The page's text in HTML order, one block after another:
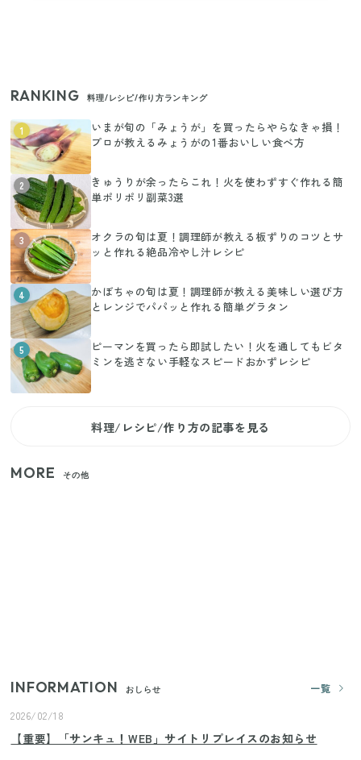
RANKING 料理/レシピ/作り方ランキング
1
いまが旬の「みょうが」を買ったらやらなきゃ損！
プロが教えるみょうがの1番おいしい食べ方
2
きゅうりが余ったらこれ！火を使わずすぐ作れる簡
単ポリポリ副菜3選
3
オクラの旬は夏！調理師が教える板ずりのコツとサ
ッと作れる絶品冷やし汁レシピ
4
かぼちゃの旬は夏！調理師が教える美味しい選び方
とレンジでパパッと作れる簡単グラタン
5
ピーマンを買ったら即試したい！火を通してもビタ
ミンを逃さない手軽なスピードおかずレシピ
料理/レシピ/作り方の記事を見る
MORE その他
INFORMATION おしらせ
一覧
2026/02/18
【重要】「サンキュ！WEB」サイトリプレイスのお知らせ